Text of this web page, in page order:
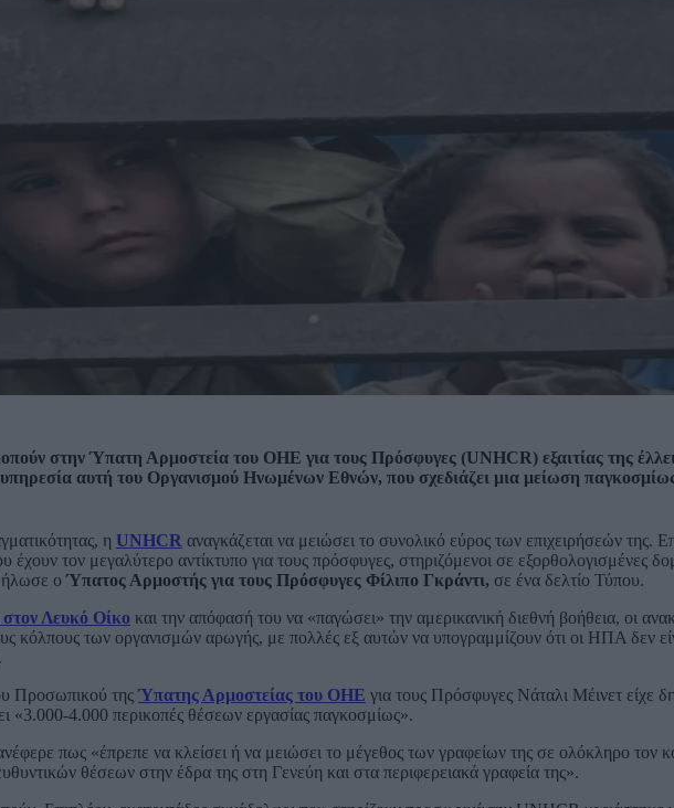
στην Ύπατη Αρμοστεία του ΟΗΕ για τους Πρόσφυγες (UNHCR) εξαιτίας της
αυτή του Οργανισμού Ηνωμένων Εθνών, που σχεδιάζει μια μείωση
η UNHCR αναγκάζεται να μειώσει το συνολικό εύρος των επιχειρήσεών της.
έχουν τον μεγαλύτερο αντίκτυπο για τους πρόσφυγες, στηριζόμενοι σε εξορθολογισμένες
οΎπατος Αρμοστής για τους Πρόσφυγες Φίλιπο Γκράντι, σε ένα δελτίο Τύπου.
Λευκό Οίκο και την απόφασή του να «παγώσει» την αμερικανική διεθνή βοήθεια, οι
κόλπους των οργανισμών αρωγής, με πολλές εξ αυτών να υπογραμμίζουν ότι οι ΗΠΑ δεν
Προσωπικού τηςΎπατης Αρμοστείας του ΟΗΕ για τους Πρόσφυγες Νάταλι Μέινετ είχε
«3.000-4.000 περικοπές θέσεων εργασίας παγκοσμίως».
πως «έπρεπε να κλείσει ή να μειώσει το μέγεθος των γραφείων της σε ολόκληρο τον
θέσεων στην έδρα της στη Γενεύη και στα περιφερειακά γραφεία της».